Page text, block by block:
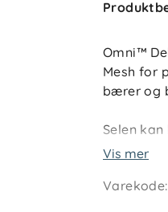
Omni™
Mesh for
bærer og
Selen
gjennom
justerbar
Vis mer
Varekode